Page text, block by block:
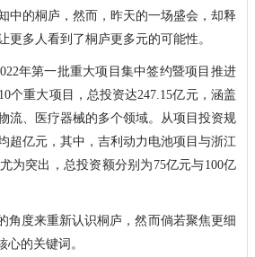
中的桐庐，然而，昨天的一场盛会，却释
更多人看到了桐庐更多元的可能性。
年第一批重大项目集中签约暨项目推进
个重大项目，总投资达247.15亿元，涵盖
流、医疗器械的多个领域。从项目投资规
超亿元，其中，吉利动力电池项目与浙江
为突出，总投资额分别为75亿元与100亿
角度来重新认识桐庐，然而倘若聚焦更细
心的关键词。